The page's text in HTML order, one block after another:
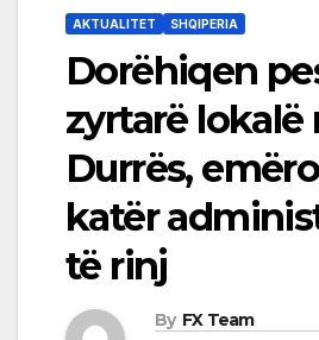
AKTUALITET SHQIPERIA
Dorëhiqen
zyrtarë lokalë
Durrës,
katër
të rinj
By FX Team